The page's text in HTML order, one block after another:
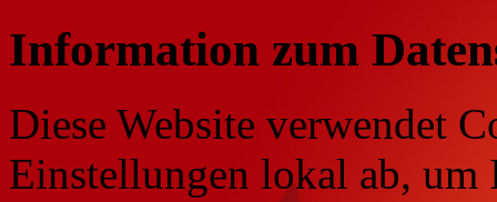
Information zum
Diese Website verwendet
Einstellungen lokal ab, um